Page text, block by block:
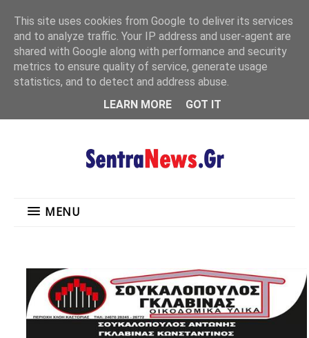
MENU
MENU
This site uses cookies from Google to deliver its services
and to analyze traffic. Your IP address and user-agent are
shared with Google along with performance and security
metrics to ensure quality of service, generate usage
statistics, and to detect and address abuse.
LEARN MORE
GOT IT